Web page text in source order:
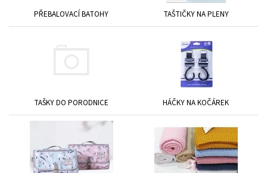
PŘEBALOVACÍ BATOHY TAŠTIČKY NA PLENY
TAŠKY DO PORODNICE HÁČKY NA KOČÁREK